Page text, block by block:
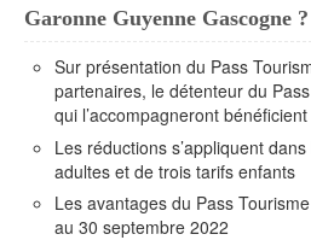
Garonne Guyenne Gascogne ?
Sur présentation du Pass
partenaires, le détenteur du
qui l’accompagneront
Les réductions s’appliquent
adultes et de trois tarifs enfants
Les avantages du Pass
au 30 septembre 2022